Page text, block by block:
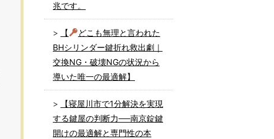
兆です。
【
どこも無理と言われた
BHシリンダー鍵折れ救出劇｜
交換NG・破壊NGの状況から
導いた唯一の最適解】
【寝屋川市で1分解決を実現
する鍵屋の判断力──南京錠鍵
開けの最適解と専門性の本